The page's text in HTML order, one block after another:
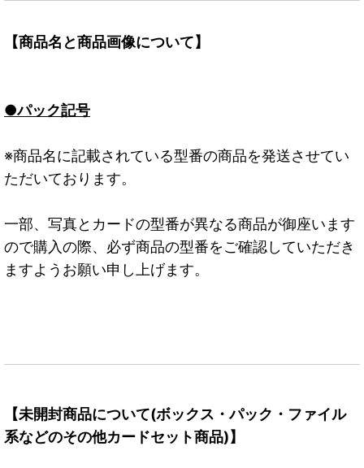
【商品名と商品画像について】
●パック記号
※商品名に記載されている型番の商品を発送させてい
ただいております。
一部、写真とカードの型番が異なる商品が御座います
ので購入の際、必ず商品の型番をご確認していただき
ますようお願い申し上げます。
【未開封商品について(ボックス・パック・ファイル
系などのその他カードセット商品)】